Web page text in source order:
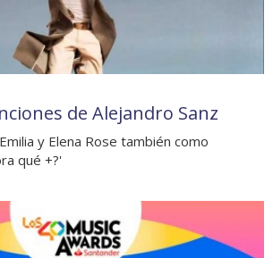
de Alejandro Sanz
y Elena Rose también como
qué +?'